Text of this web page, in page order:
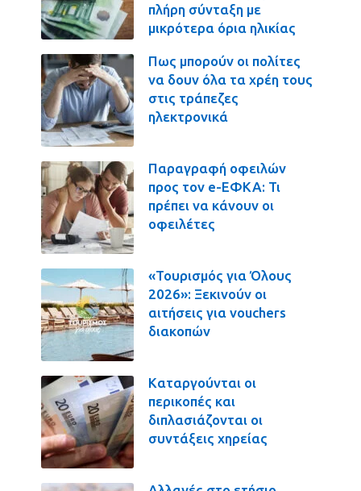
πλήρη σύνταξη με
μικρότερα όρια ηλικίας
Πως μπορούν οι πολίτες
να δουν όλα τα χρέη τους
στις τράπεζες
ηλεκτρονικά
Παραγραφή οφειλών
προς τον e-ΕΦΚΑ: Τι
πρέπει να κάνουν οι
οφειλέτες
«Τουρισμός για Όλους
2026»: Ξεκινούν οι
αιτήσεις για vouchers
διακοπών
Καταργούνται οι
περικοπές και
διπλασιάζονται οι
συντάξεις χηρείας